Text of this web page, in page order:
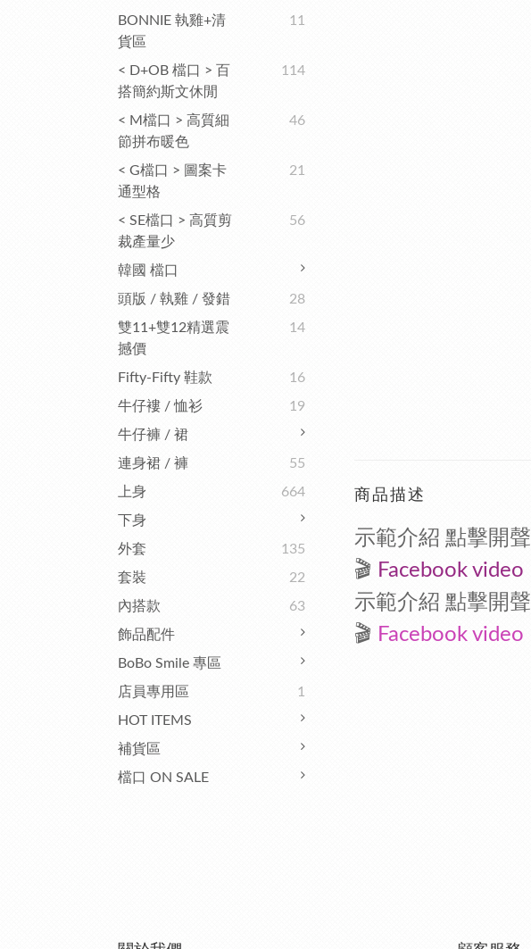
BONNIE 執雞+清
貨區
11
< D+OB 檔口 > 百
搭簡約斯文休閒
114
< M檔口 > 高質細
節拼布暖色
46
< G檔口 > 圖案卡
通型格
21
< SE檔口 > 高質剪
裁產量少
56
韓國 檔口
頭版 / 執雞 / 發錯
28
雙11+雙12精選震
撼價
14
Fifty-Fifty 鞋款
16
牛仔褸 / 恤衫
19
牛仔褲 / 裙
連身裙 / 褲
55
上身
664
下身
外套
135
套裝
22
內搭款
63
飾品配件
BoBo Smile 專區
店員專用區
1
HOT ITEMS
補貨區
檔口 ON SALE
商品描述
示範介紹 點擊開聲
🎬 Facebook video
示範介紹 點擊開聲
🎬 Facebook video